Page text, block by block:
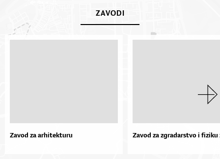
ZAVODI
Zavod za arhitekturu Zavod za zgradarstvo i fiziku